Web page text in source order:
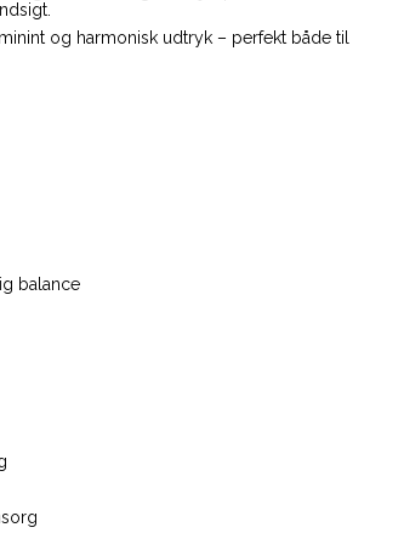
og harmonisk udtryk – perfekt både til
balance